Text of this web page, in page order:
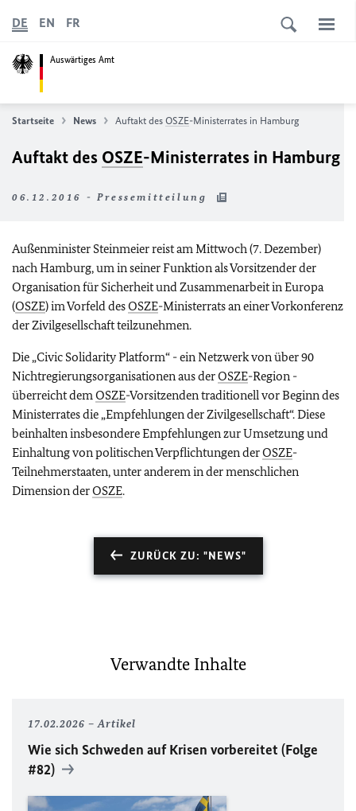
Auswärtiges Amt
DE EN FR
Startseite News Auftakt des OSZE-Ministerrates in Hamburg
Auftakt des OSZE-Ministerrates in Hamburg
06.12.2016 - Pressemitteilung
Außenminister Steinmeier reist am Mittwoch (7. Dezember)
nach Hamburg, um in seiner Funktion als Vorsitzender der
Organisation für Sicherheit und Zusammenarbeit in Europa
(OSZE) im Vorfeld desOSZE-Ministerrats an einer Vorkonferenz
der Zivilgesellschaft teilzunehmen.
Die „Civic Solidarity Platform“ - ein Netzwerk von über 90
Nichtregierungsorganisationen aus derOSZE-Region -
überreicht demOSZE-Vorsitzenden traditionell vor Beginn des
Ministerrates die „Empfehlungen der Zivilgesellschaft“. Diese
beinhalten insbesondere Empfehlungen zur Umsetzung und
Einhaltung von politischen Verpflichtungen derOSZE-
Teilnehmerstaaten, unter anderem in der menschlichen
Dimension derOSZE.
ZURÜCK ZU: "NEWS"
Verwandte Inhalte
17.02.2026 Artikel
Wie sich Schweden auf Krisen vorbereitet (Folge
#82)